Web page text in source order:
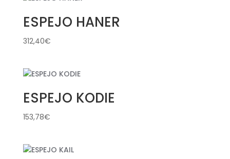
ESPEJO HANER
312,40€
ESPEJO KODIE
153,78€